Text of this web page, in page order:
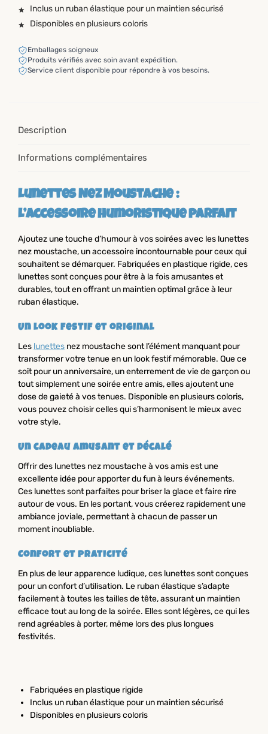
Inclus un ruban élastique pour un maintien sécurisé
Disponibles en plusieurs coloris
Emballages soigneux
Produits vérifiés avec soin avant expédition.
Service client disponible pour répondre à vos besoins.
Description
Informations complémentaires
Lunettes Nez Moustache :
L’accessoire humoristique parfait
Ajoutez une touche d’humour à vos soirées avec les lunettes
nez moustache, un accessoire incontournable pour ceux qui
souhaitent se démarquer. Fabriquées en plastique rigide, ces
lunettes sont conçues pour être à la fois amusantes et
durables, tout en offrant un maintien optimal grâce à leur
ruban élastique.
Un look festif et original
Les lunettes nez moustache sont l’élément manquant pour
transformer votre tenue en un look festif mémorable. Que ce
soit pour un anniversaire, un enterrement de vie de garçon ou
tout simplement une soirée entre amis, elles ajoutent une
dose de gaieté à vos tenues. Disponible en plusieurs coloris,
vous pouvez choisir celles qui s’harmonisent le mieux avec
votre style.
Un cadeau amusant et décalé
Offrir des lunettes nez moustache à vos amis est une
excellente idée pour apporter du fun à leurs événements.
Ces lunettes sont parfaites pour briser la glace et faire rire
autour de vous. En les portant, vous créerez rapidement une
ambiance joviale, permettant à chacun de passer un
moment inoubliable.
Confort et praticité
En plus de leur apparence ludique, ces lunettes sont conçues
pour un confort d’utilisation. Le ruban élastique s’adapte
facilement à toutes les tailles de tête, assurant un maintien
efficace tout au long de la soirée. Elles sont légères, ce qui les
rend agréables à porter, même lors des plus longues
festivités.
Fabriquées en plastique rigide
Inclus un ruban élastique pour un maintien sécurisé
Disponibles en plusieurs coloris